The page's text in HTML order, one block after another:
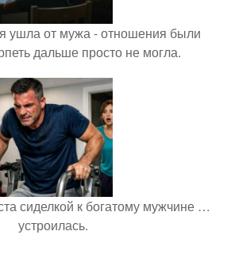
ушла от мужа - отношения были
дальше просто не могла.
сиделкой к богатому мужчине …
устроилась.